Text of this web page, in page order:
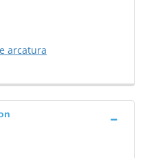
arcatura